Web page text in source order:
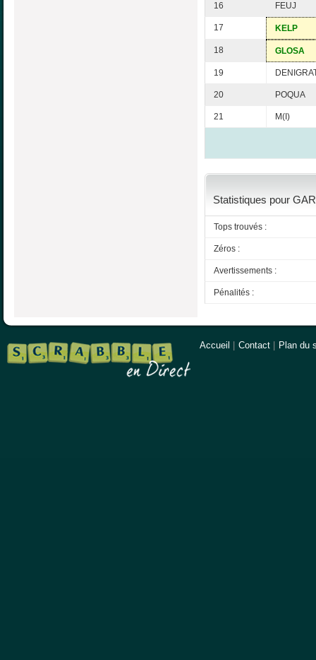
16 FEUJ
17 KELP
18 GLOSA
19
20 POQUA
21 M(I)
Statistiques pour
Tops trouvés :
Zéros :
Avertissements :
Pénalités :
Accueil Contact Plan du